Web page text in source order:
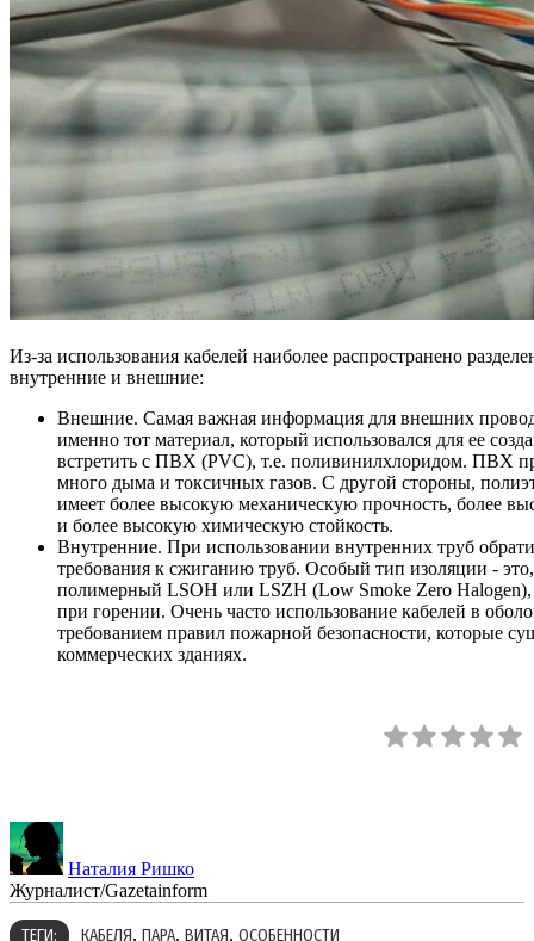
Из-за использования кабелей наиболее распространено
внутренние и внешние:
Внешние. Самая важная информация для внешних
именно тот материал, который использовался для ее
встретить с ПВХ (PVC), т.е. поливинилхлоридом. ПВХ
много дыма и токсичных газов. С другой стороны,
имеет более высокую механическую прочность, более
и более высокую химическую стойкость.
Внутренние. При использовании внутренних труб
требования к сжиганию труб. Особый тип изоляции -
полимерный LSOH или LSZH (Low Smoke Zero Halogen),
при горении. Очень часто использование кабелей в
требованием правил пожарной безопасности, которые
коммерческих зданиях.
Наталия Ришко
Журналист/Gazetainform
ТЕГИ: КАБЕЛЯ, ПАРА, ВИТАЯ, ОСОБЕННОСТИ